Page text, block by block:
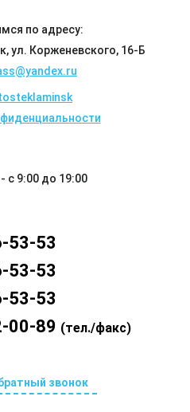
по адресу:
ул. Корженевского, 16-Б
с 9:00 до 19:00
53-53
53-53
53-53
00-89 (тел./факс)
звонок